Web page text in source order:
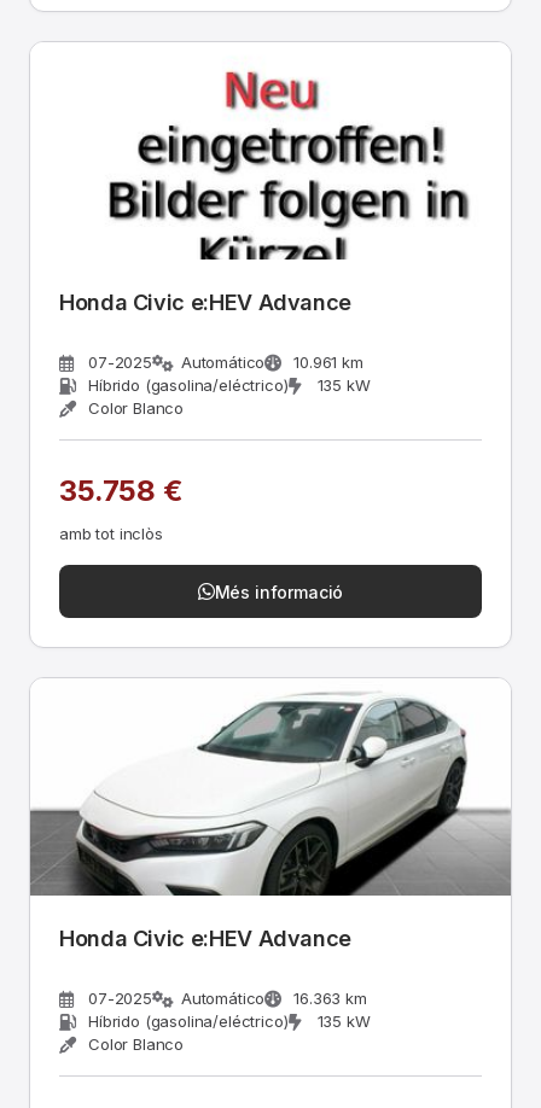
Honda Civic e:HEV Advance
07-2025 Automático
10.961 km
Híbrido (gasolina/eléctrico)
135 kW
Color Blanco
35.758 €
amb tot inclòs
Més informació
Honda Civic e:HEV Advance
07-2025 Automático
16.363 km
Híbrido (gasolina/eléctrico)
135 kW
Color Blanco